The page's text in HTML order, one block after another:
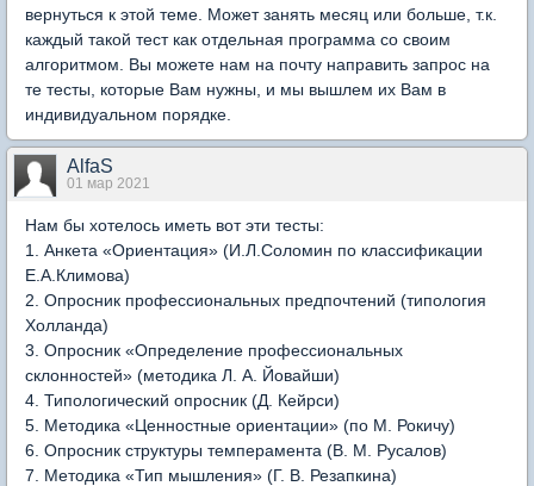
вернуться к этой теме. Может занять месяц или больше, т.к.
каждый такой тест как отдельная программа со своим
алгоритмом. Вы можете нам на почту направить запрос на
те тесты, которые Вам нужны, и мы вышлем их Вам в
индивидуальном порядке.
AlfaS
01 мар 2021
Нам бы хотелось иметь вот эти тесты:
1. Анкета «Ориентация» (И.Л.Соломин по классификации
Е.А.Климова)
2. Опросник профессиональных предпочтений (типология
Холланда)
3. Опросник «Определение профессиональных
склонностей» (методика Л. А. Йовайши)
4. Типологический опросник (Д. Кейрси)
5. Методика «Ценностные ориентации» (по М. Рокичу)
6. Опросник структуры темперамента (В. М. Русалов)
7. Методика «Тип мышления» (Г. В. Резапкина)